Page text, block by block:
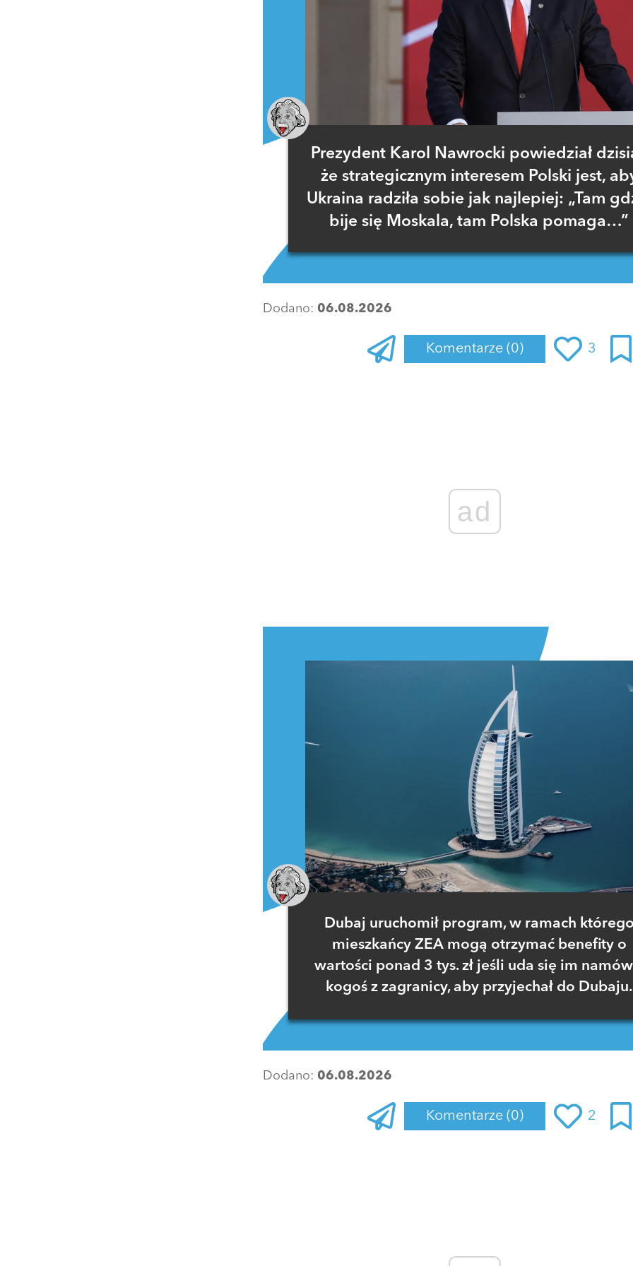
Prezydent Karol Nawrocki powiedział
że strategicznym interesem Polski jest,
Ukraina radziła sobie jak najlepiej: „Tam
bije się Moskala, tam Polska pomaga…”
Dodano: 06.08.2026
Komentarze (0) 3
ad
Dubaj uruchomił program, w ramach
mieszkańcy ZEA mogą otrzymać benefity o
wartości ponad 3 tys. zł jeśli uda się im
kogoś z zagranicy, aby przyjechał do Dubaju.
Dodano: 06.08.2026
Komentarze (0) 2